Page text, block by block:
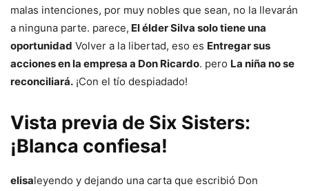
malas intenciones, por muy nobles que sean, no la llevarán
a ninguna parte. parece, El élder Silva solo tiene una
oportunidad Volver a la libertad, eso es Entregar sus
acciones en la empresa a Don Ricardo. pero La niña no se
reconciliará. ¡Con el tío despiadado!
Vista previa de Six Sisters:
¡Blanca confiesa!
elisaleyendo y dejando una carta que escribió Don